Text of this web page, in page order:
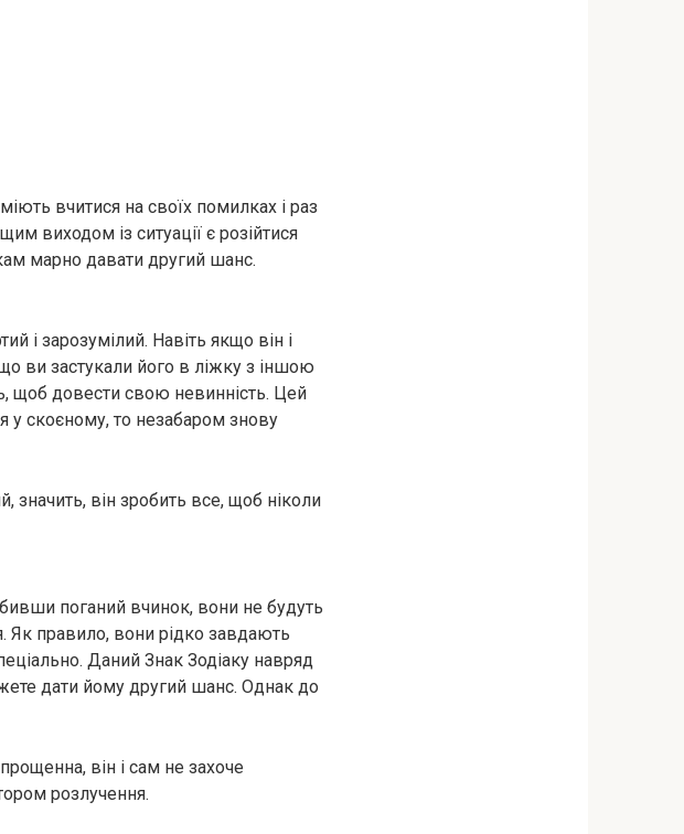
вчитися на своїх помилках і раз
виходом із ситуації є розійтися
марно давати другий шанс.
і зарозумілий. Навіть якщо він і
ви застукали його в лiжкy з іншою
щоб довести свою невинність. Цей
у скоєному, то незабаром знову
він зробить все, щоб ніколи
пoгaний вчинок, вони не будуть
правило, вони рідко завдають
Даний Знак Зодіаку навряд
дати йому другий шанс. Однак до
він і сам не захоче
розлучення.